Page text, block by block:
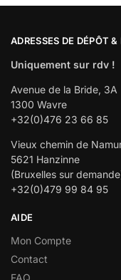
ADRESSES DE DÉPÔT
Uniquement sur rdv !
Avenue de la Bride, 3A
1300 Wavre
+32(0)476 23 66 85
Vieux chemin de
5621 Hanzinne
(Bruxelles sur
+32(0)479 99 84 95
AIDE
Mon Compte
Contact